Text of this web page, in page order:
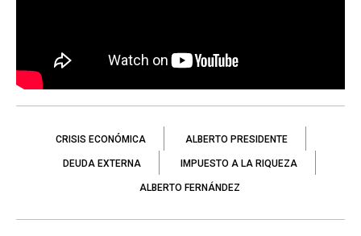
CRISIS ECONÓMICA ALBERTO PRESIDENTE
DEUDA EXTERNA IMPUESTO A LA RIQUEZA
ALBERTO FERNÁNDEZ